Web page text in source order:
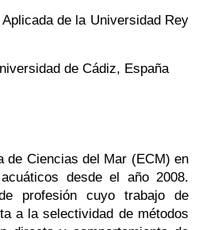
de la Universidad Rey
de Cádiz, España
de Ciencias del Mar (ECM) en
desde el año 2008.
profesión cuyo trabajo de
a la selectividad de métodos